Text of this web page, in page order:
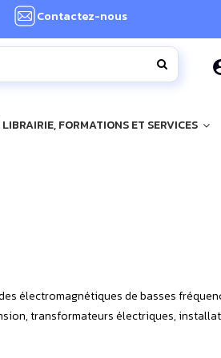
Contactez-nous
LIBRAIRIE, FORMATIONS ET SERVICES
électromagnétiques de basses
transformateurs électriques,